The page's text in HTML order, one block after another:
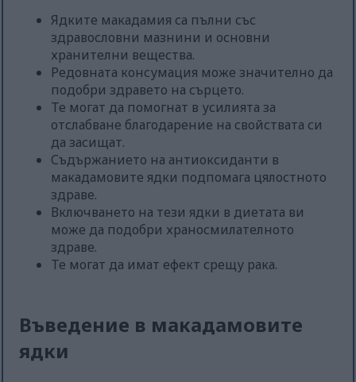
Ядките макадамия са пълни със
здравословни мазнини и основни
хранителни вещества.
Редовната консумация може значително да
подобри здравето на сърцето.
Те могат да помогнат в усилията за
отслабване благодарение на свойствата си
да засищат.
Съдържанието на антиоксиданти в
макадамовите ядки подпомага цялостното
здраве.
Включването на тези ядки в диетата ви
може да подобри храносмилателното
здраве.
Те могат да имат ефект срещу рака.
Въведение в макадамовите
ядки